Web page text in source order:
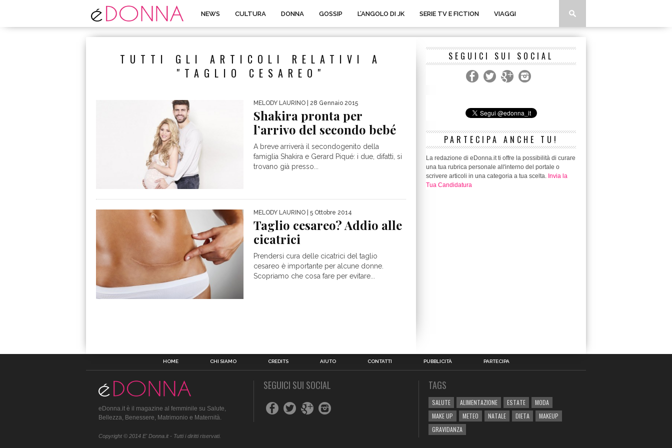
NEWS CULTURA DONNA GOSSIP L’ANGOLO DI JK SERIE TV E FICTION VIAGGI
TUTTI GLI ARTICOLI RELATIVI A
"TAGLIO CESAREO"
MELODY LAURINO | 28 Gennaio 2015
Shakira pronta per
l’arrivo del secondo bebé
A breve arriverà il secondogenito della
famiglia Shakira e Gerard Piqué: i due, difatti, si
trovano già presso...
MELODY LAURINO | 5 Ottobre 2014
Taglio cesareo? Addio alle
cicatrici
Prendersi cura delle cicatrici del taglio
cesareo è importante per alcune donne.
Scopriamo che cosa fare per evitare...
SEGUICI SUI SOCIAL
PARTECIPA ANCHE TU!
La redazione di eDonna.it ti offre la possibilità di curare
una tua rubrica personale all'interno del portale o
scrivere articoli in una categoria a tua scelta. Invia la
Tua Candidatura
HOME CHI SIAMO CREDITS AIUTO CONTATTI PUBBLICITÀ PARTECIPA
eDonna.it è il magazine al femminile su Salute,
Bellezza, Benessere, Matrimonio e Maternità.
Copyright © 2014 E' Donna.it - Tutti i diritti riservati.
SEGUICI SUI SOCIAL TAGS
SALUTE ALIMENTAZIONE ESTATE
MODA
MAKE UP
METEO NATALE DIETA
MAKEUP
GRAVIDANZA